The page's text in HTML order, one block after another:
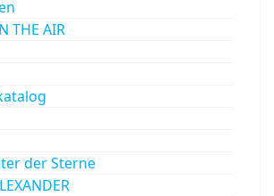
THE AIR
der Sterne